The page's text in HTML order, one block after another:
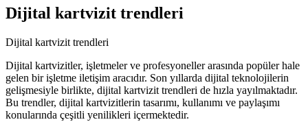
Dijital kartvizit trendleri
Dijital kartvizit trendleri
Dijital kartvizitler, işletmeler ve profesyoneller arasında popüler hale
gelen bir işletme iletişim aracıdır. Son yıllarda dijital teknolojilerin
gelişmesiyle birlikte, dijital kartvizit trendleri de hızla yayılmaktadır.
Bu trendler, dijital kartvizitlerin tasarımı, kullanımı ve paylaşımı
konularında çeşitli yenilikleri içermektedir.